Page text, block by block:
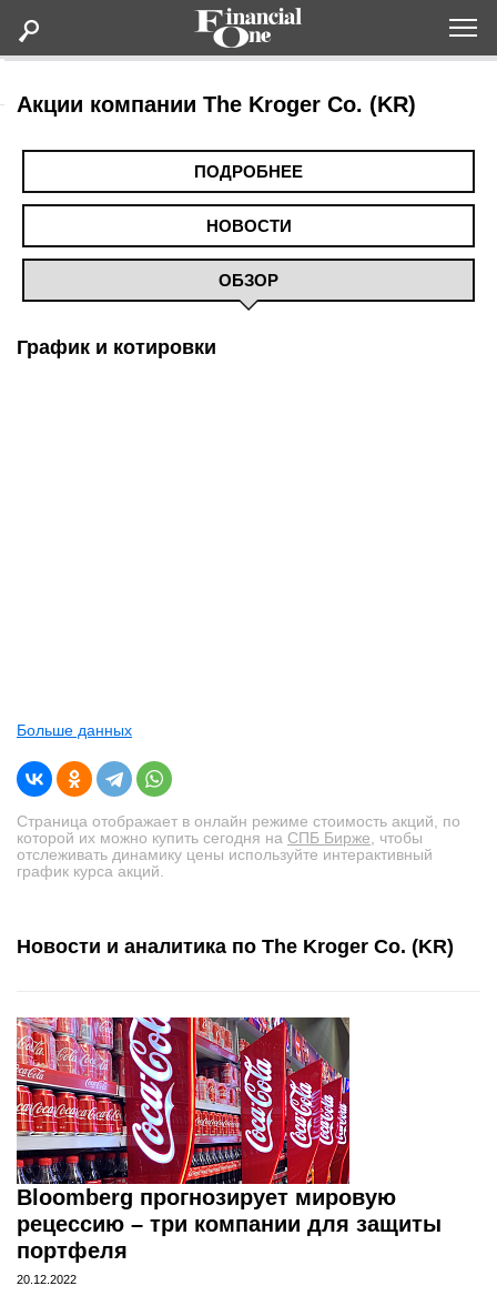
Мероприятия
Акции компании The Kroger Co. (KR)
ОБЗОР
ПОДРОБНЕЕ
НОВОСТИ
График и котировки
Больше данных
Страница отображает в онлайн режиме стоимость акций, по
которой их можно купить сегодня на СПБ Бирже , чтобы
отслеживать динамику цены используйте интерактивный
график курса акций.
Новости и аналитика по The Kroger Co. (KR)
Bloomberg прогнозирует мировую
рецессию – три компании для защиты
портфеля
20.12.2022